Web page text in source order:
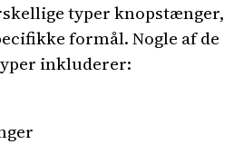
typer knopstænger,
formål. Nogle af de
inkluderer: